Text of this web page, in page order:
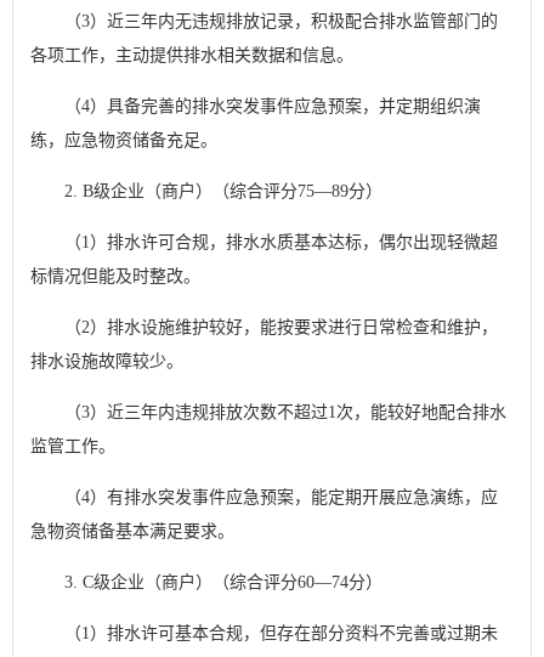
（3）近三年内无违规排放记录，积极配合排水监管部门的
各项工作，主动提供排水相关数据和信息。
（4）具备完善的排水突发事件应急预案，并定期组织演
练，应急物资储备充足。
2. B级企业（商户）（综合评分75—89分）
（1）排水许可合规，排水水质基本达标，偶尔出现轻微超
标情况但能及时整改。
（2）排水设施维护较好，能按要求进行日常检查和维护，
排水设施故障较少。
（3）近三年内违规排放次数不超过1次，能较好地配合排水
监管工作。
（4）有排水突发事件应急预案，能定期开展应急演练，应
急物资储备基本满足要求。
3. C级企业（商户）（综合评分60—74分）
（1）排水许可基本合规，但存在部分资料不完善或过期未